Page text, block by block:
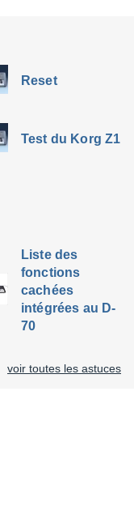
Reset
Test du Korg Z1
Liste des
fonctions
cachées
intégrées au D-
70
voir toutes les astuces